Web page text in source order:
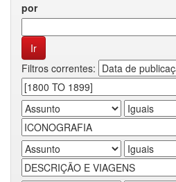
por
Filtros correntes: